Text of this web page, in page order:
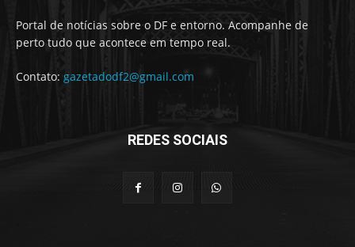
Portal de notícias sobre o DF e entorno. Acompanhe de
perto tudo que acontece em tempo real.
Contato: gazetadodf2@gmail.com
REDES SOCIAIS